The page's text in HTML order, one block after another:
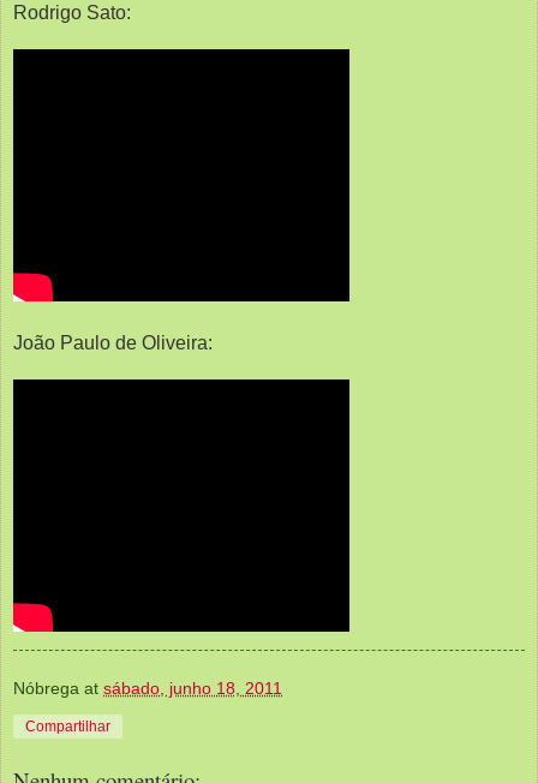
Rodrigo Sato:
João Paulo de Oliveira:
Nóbrega at sábado, junho 18, 2011
Compartilhar